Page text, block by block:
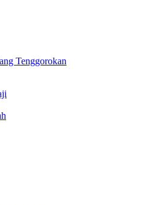
Tenggorokan